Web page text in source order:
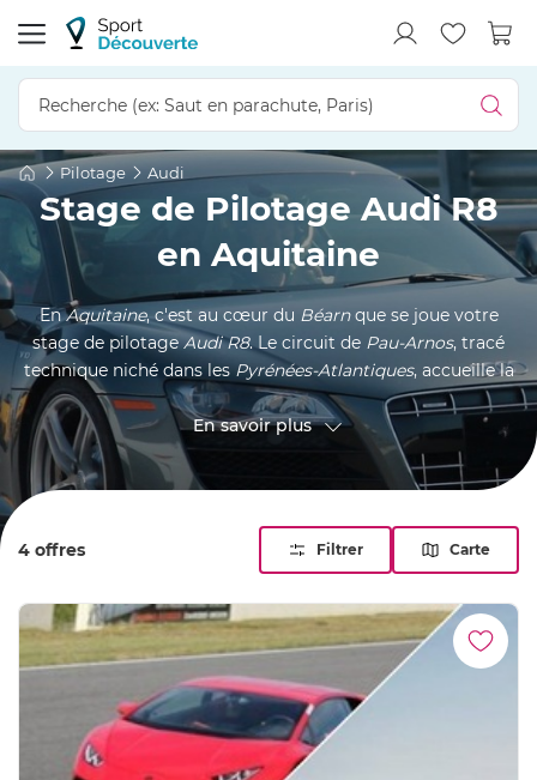
Pilotage Audi
Stage de Pilotage Audi R8
en Aquitaine
EnAquitaine, c'est au cœur du Béarnque se joue votre
stage de pilotageAudi R8. Le circuit de Pau-Arnos, tracé
technique niché dans lesPyrénées-Atlantiques, accueille la
supercar aux quatre anneaux dans sa versionV10, celle dont
le moteur atmosphérique monte si haut dans les tours
qu'on l'entend avant de la voir. Moniteur professionnel à
vos côtés, vous apprenez à placer la GT sur la trajectoire
Que vous rouliez pour le plaisir ou que vous prépariez un
cadeau, un même circuit vous ouvre plusieurs formules, de
En savoir plus
4 offres Filtrer Carte